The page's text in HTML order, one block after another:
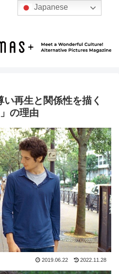
い再生と関係性を描く
の理由
2019.06.22 2022.11.28
Japanese